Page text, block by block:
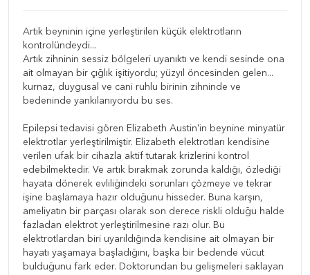
Artık beyninin içine yerleştirilen küçük elektrotların
kontrolündeydi...
Artık zihninin sessiz bölgeleri uyanıktı ve kendi sesinde ona
ait olmayan bir çığlık işitiyordu; yüzyıl öncesinden gelen...
kurnaz, duygusal ve cani ruhlu birinin zihninde ve
bedeninde yankılanıyordu bu ses.
Epilepsi tedavisi gören Elizabeth Austin'in beynine minyatür
elektrotlar yerleştirilmiştir. Elizabeth elektrotları kendisine
verilen ufak bir cihazla aktif tutarak krizlerini kontrol
edebilmektedir. Ve artık bırakmak zorunda kaldığı, özlediği
hayata dönerek evliliğindeki sorunları çözmeye ve tekrar
işine başlamaya hazır olduğunu hisseder. Buna karşın,
ameliyatın bir parçası olarak son derece riskli olduğu halde
fazladan elektrot yerleştirilmesine razı olur. Bu
elektrotlardan biri uyarıldığında kendisine ait olmayan bir
hayatı yaşamaya başladığını, başka bir bedende vücut
bulduğunu fark eder. Doktorundan bu gelişmeleri saklayan